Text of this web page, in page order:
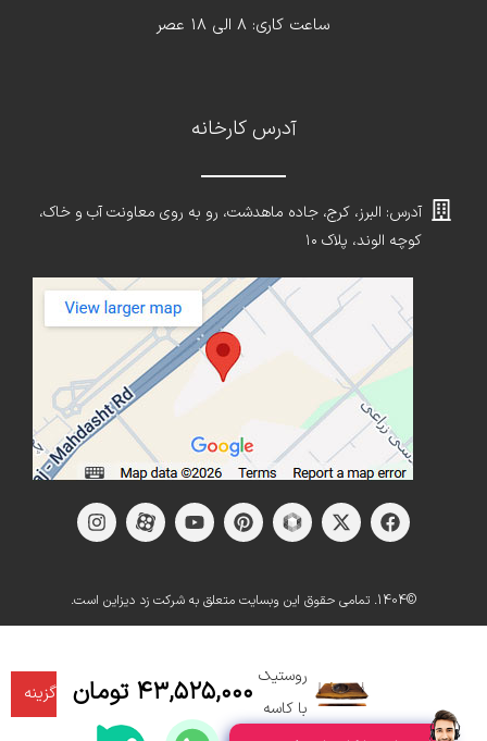
ساعت کاری: 8 الی 18 عصر
آدرس کارخانه
آدرس: البرز، کرج، جاده ماهدشت، رو به روی معاونت آب و خاک،
کوچه الوند، پلاک ۱۰
©1404. تمامی حقوق این وبسایت متعلق به شرکت زد دیزاین است.
روشویی
روستیک
با کاسه ۴۳,۵۲۵,۰۰۰ تومان
گزینه